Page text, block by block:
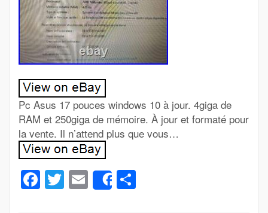
Pc Asus 17 pouces windows 10 à jour. 4giga de
RAM et 250giga de mémoire. À jour et formaté pour
la vente. Il n’attend plus que vous…
Facebook
Twitter
Email
Share